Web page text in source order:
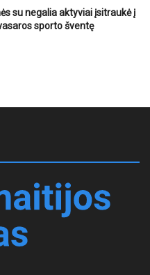
su negalia aktyviai įsitraukė į
sporto šventę